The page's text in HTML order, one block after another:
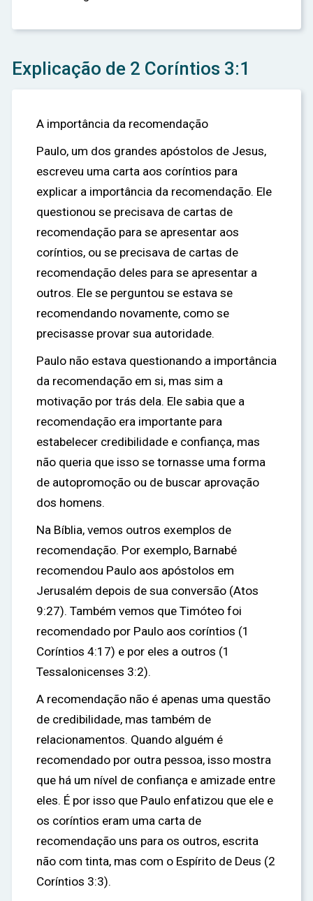
Explicação de 2 Coríntios 3:1
A importância da recomendação
Paulo, um dos grandes apóstolos de Jesus,
escreveu uma carta aos coríntios para
explicar a importância da recomendação. Ele
questionou se precisava de cartas de
recomendação para se apresentar aos
coríntios, ou se precisava de cartas de
recomendação deles para se apresentar a
outros. Ele se perguntou se estava se
recomendando novamente, como se
precisasse provar sua autoridade.
Paulo não estava questionando a importância
da recomendação em si, mas sim a
motivação por trás dela. Ele sabia que a
recomendação era importante para
estabelecer credibilidade e confiança, mas
não queria que isso se tornasse uma forma
de autopromoção ou de buscar aprovação
dos homens.
Na Bíblia, vemos outros exemplos de
recomendação. Por exemplo, Barnabé
recomendou Paulo aos apóstolos em
Jerusalém depois de sua conversão (Atos
9:27). Também vemos que Timóteo foi
recomendado por Paulo aos coríntios (1
Coríntios 4:17) e por eles a outros (1
Tessalonicenses 3:2).
A recomendação não é apenas uma questão
de credibilidade, mas também de
relacionamentos. Quando alguém é
recomendado por outra pessoa, isso mostra
que há um nível de confiança e amizade entre
eles. É por isso que Paulo enfatizou que ele e
os coríntios eram uma carta de
recomendação uns para os outros, escrita
não com tinta, mas com o Espírito de Deus (2
Coríntios 3:3).